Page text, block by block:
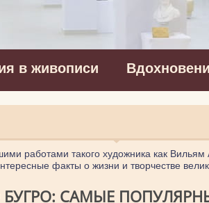
в живописи
работами такого художника как
факты о жизни и творчестве
САМЫЕ